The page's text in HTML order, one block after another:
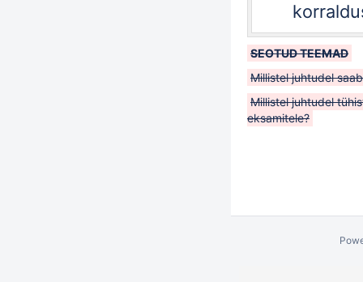
SEOTUD TEEMAD
Millistel juhtudel
Millistel juhtudel
eksamitele?